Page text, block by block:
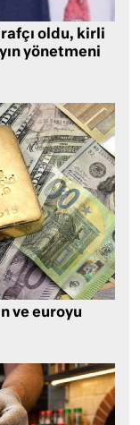
oldu, kirli
yönetmeni
ve euroyu